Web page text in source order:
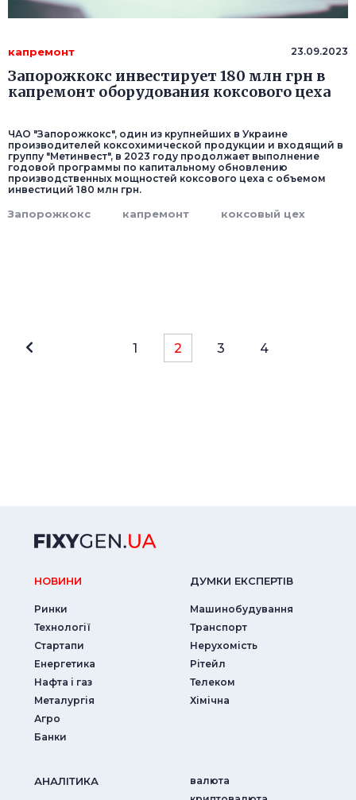
капремонт 23.09.2023
Запорожкокс инвестирует 180 млн грн в
капремонт оборудования коксового цеха
ЧАО "Запорожкокс", один из крупнейших в Украине
производителей коксохимической продукции и входящий в
группу "Метинвест", в 2023 году продолжает выполнение
годовой программы по капитальному обновлению
производственных мощностей коксового цеха с объемом
инвестиций 180 млн грн.
Запорожкокс капремонт коксовый цех
1 2 3 4
НОВИНИ
Ринки
Технології
Стартапи
Енергетика
Нафта і газ
Металургія
Агро
Банки
ДУМКИ ЕКСПЕРТIВ
Машинобудування
Транспорт
Нерухомість
Рітейл
Телеком
Хімічна
АНАЛIТИКА
валюта